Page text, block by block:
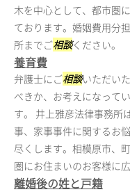
木を中心として、都市圏
ております。婚姻費用分
所までご相談ください。
養育費
弁護士にご相談いただい
べきか、お考えになって
す。 井上雅彦法律事務所
事、家事事件に関するお
尽くします。相模原市、
圏にお住まいのお客様に
離婚後の姓と戸籍